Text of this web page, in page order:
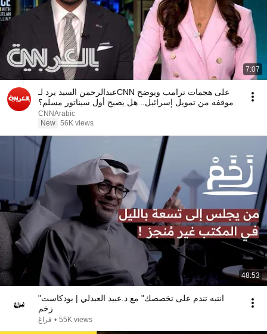
7:07
عبدالرحمن السيد يرد لـCNN على هجمات ترامب ويوضح
موقفه من تمويل إسرائيل.. هل يصبح أول سيناتور مسلم؟
CNNArabic
New 56K views
48:53
"انتبه تندم على تخصصك" مع د.عبيد العبدلي | بودكاست
زخم
فراغ • 55K views